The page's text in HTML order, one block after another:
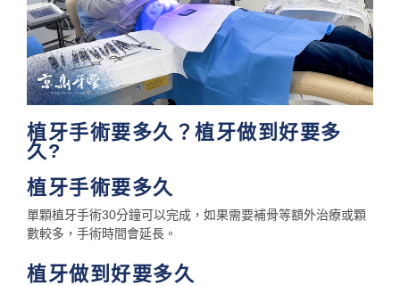
植牙手術要多久？植牙做到好要多
久?
植牙手術要多久
單顆植牙手術30分鐘可以完成，如果需要補骨等額外治療或顆
數較多，手術時間會延長。
植牙做到好要多久